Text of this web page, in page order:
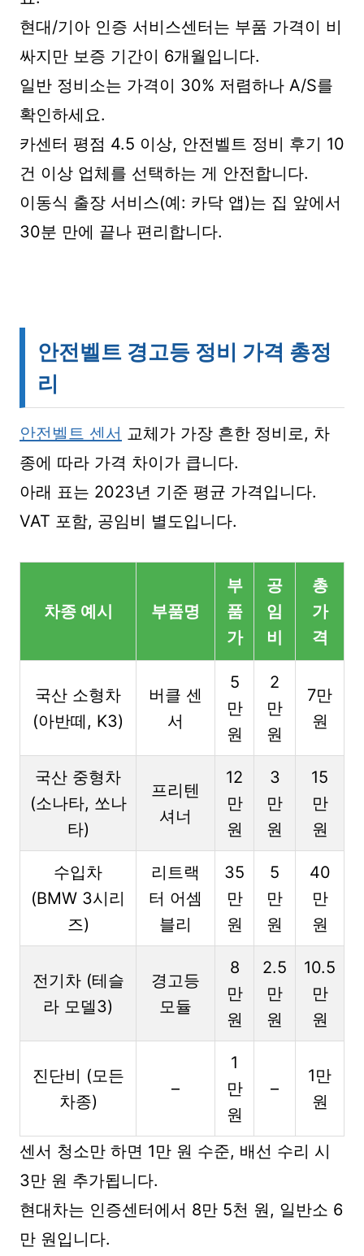
현대/기아 인증 서비스센터는 부품 가격이 비
싸지만 보증 기간이 6개월입니다.
일반 정비소는 가격이 30% 저렴하나 A/S를
확인하세요.
카센터 평점 4.5 이상, 안전벨트 정비 후기 10
건 이상 업체를 선택하는 게 안전합니다.
이동식 출장 서비스(예: 카닥 앱)는 집 앞에서
30분 만에 끝나 편리합니다.
안전벨트 경고등 정비 가격 총정
리
안전벨트 센서 교체가 가장 흔한 정비로, 차
종에 따라 가격 차이가 큽니다.
아래 표는 2023년 기준 평균 가격입니다.
VAT 포함, 공임비 별도입니다.
차종 예시 부품명
부
품
가
공
임
비
총
가
격
국산 소형차
(아반떼, K3)
버클 센
서
5
만
원
2
만
원
7만
원
국산 중형차
(소나타, 쏘나
타)
프리텐
셔너
12
만
원
3
만
원
15
만
원
수입차
(BMW 3시리
즈)
리트랙
터 어셈
블리
35
만
원
5
만
원
40
만
원
전기차 (테슬
라 모델3)
경고등
모듈
8
만
원
2.5
만
원
10.5
만
원
진단비 (모든
차종)
–
1
만
원
–
1만
원
센서 청소만 하면 1만 원 수준, 배선 수리 시
3만 원 추가됩니다.
현대차는 인증센터에서 8만 5천 원, 일반소 6
만 원입니다.